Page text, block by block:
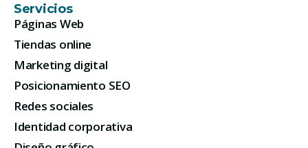
Servicios
Páginas Web
Tiendas online
Marketing digital
Posicionamiento SEO
Redes sociales
Identidad corporativa